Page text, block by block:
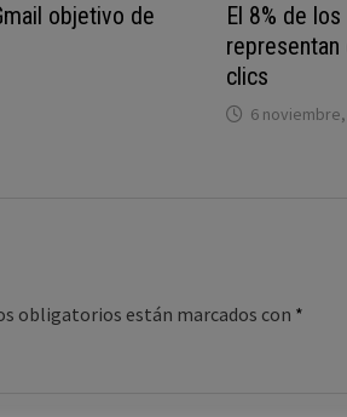
objetivo de
El 8% de
clics
6
obligatorios están marcados con *